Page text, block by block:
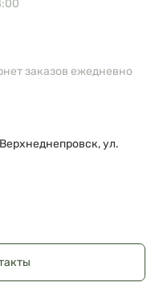
заказов ежедневно
ул.